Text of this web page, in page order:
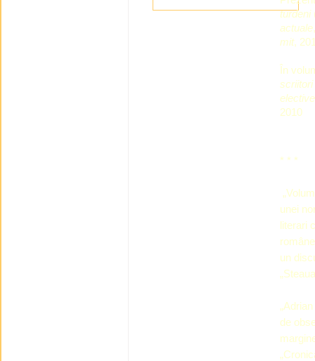
turdeni
actuale
mit,
În
elective
2010
* * *
unei
literari
un
de